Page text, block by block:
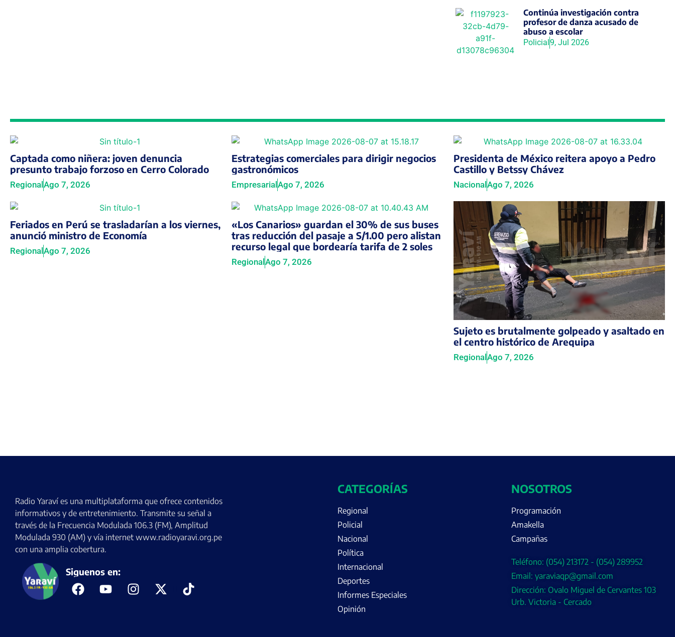
Continúa investigación contra
profesor de danza acusado de
abuso a escolar
Policial9, Jul 2026
Captada como niñera: joven denuncia
presunto trabajo forzoso en Cerro Colorado
RegionalAgo 7, 2026
Estrategias comerciales para dirigir negocios
gastronómicos
EmpresarialAgo 7, 2026
Presidenta de México reitera apoyo a Pedro
Castillo y Betssy Chávez
NacionalAgo 7, 2026
Feriados en Perú se trasladarían a los viernes,
anunció ministro de Economía
Regional Ago 7, 2026
«Los Canarios» guardan el 30% de sus buses
tras reducción del pasaje a S/1.00 pero alistan
recurso legal que bordearía tarifa de 2 soles
Regional Ago 7, 2026
Sujeto es brutalmente golpeado y asaltado en
el centro histórico de Arequipa
RegionalAgo 7, 2026
Radio Yaraví es una multiplataforma que ofrece contenidos
informativos y de entretenimiento. Transmite su señal a
través de la Frecuencia Modulada 106.3 (FM), Amplitud
Modulada 930 (AM) y vía internet www.radioyaravi.org.pe
con una amplia cobertura.
Siguenos en:
CATEGORÍAS
Regional
Policial
Nacional
Política
Internacional
Deportes
Informes Especiales
Opinión
NOSOTROS
Programación
Amakella
Campañas
Teléfono: (054) 213172 - (054) 289952
Email: yaraviaqp@gmail.com
Dirección: Ovalo Miguel de Cervantes 103
Urb. Victoria - Cercado